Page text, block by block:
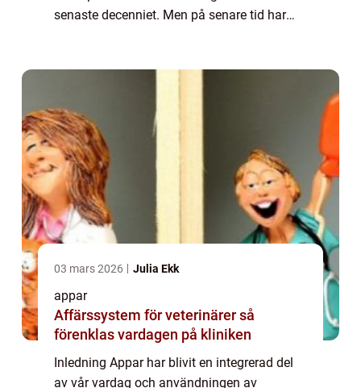
senaste decenniet. Men på senare tid har
03 mars 2026 Julia Ekk
appar
Affärssystem för veterinärer så
förenklas vardagen på kliniken
Inledning Appar har blivit en integrerad del
av vår vardag och användningen av